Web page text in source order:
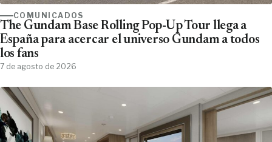
COMUNICADOS
The Gundam Base Rolling Pop-Up Tour llega a
España para acercar el universo Gundam a todos
los fans
7 de agosto de 2026